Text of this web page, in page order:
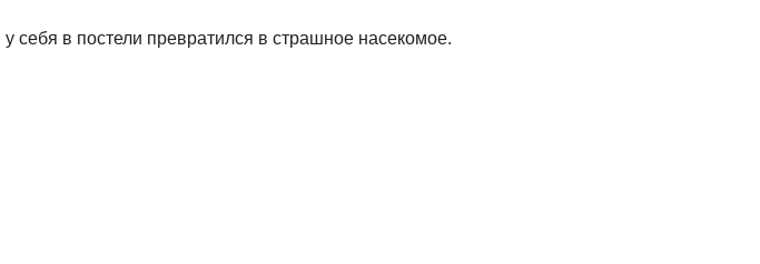
себя в постели превратился в страшное насекомое.